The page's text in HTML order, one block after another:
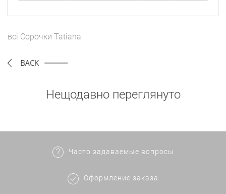
всі Сорочки Tatiana
Нещодавно переглянуто
Часто задаваемые вопросы
Оформление заказа